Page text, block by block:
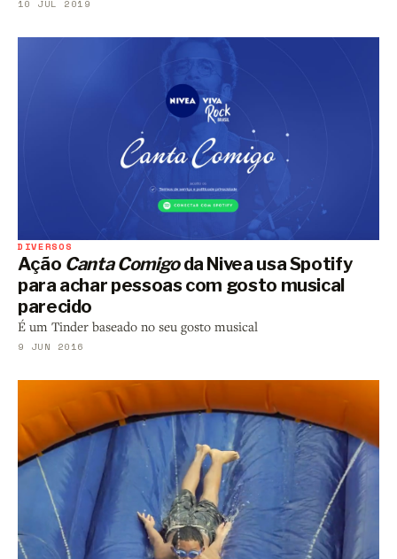
10 JUL 2019
DIVERSOS
Ação Canta Comigoda Nivea usa Spotify
para achar pessoas com gosto musical
parecido
É um Tinder baseado no seu gosto musical
9 JUN 2016